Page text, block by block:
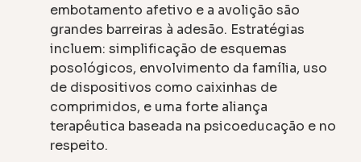
embotamento afetivo e a avolição são
grandes barreiras à adesão. Estratégias
incluem: simplificação de esquemas
posológicos, envolvimento da família, uso
de dispositivos como caixinhas de
comprimidos, e uma forte aliança
terapêutica baseada na psicoeducação e no
respeito.